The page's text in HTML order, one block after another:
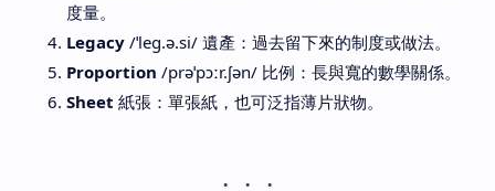
度量。
Legacy /ˈleɡ.ə.si/ 遺產：過去留下來的制度或做法。
Proportion /prəˈpɔːr.ʃən/ 比例：長與寬的數學關係。
Sheet 紙張：單張紙，也可泛指薄片狀物。